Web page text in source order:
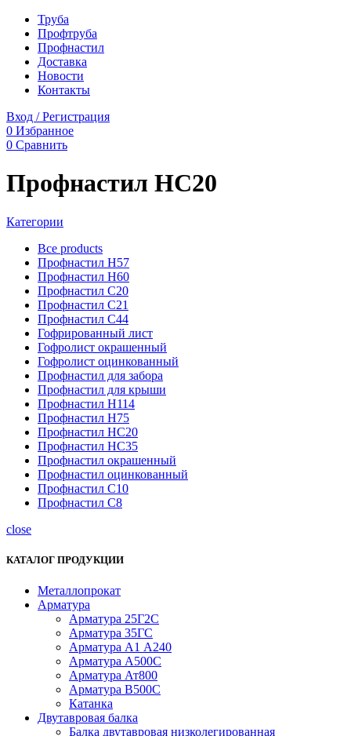
Труба
Профтруба
Профнастил
Доставка
Новости
Контакты
Вход / Регистрация
0 Избранное
0 Сравнить
Профнастил НС20
Категории
Все products
Профнастил Н57
Профнастил Н60
Профнастил С20
Профнастил С21
Профнастил С44
Гофрированный лист
Гофролист окрашенный
Гофролист оцинкованный
Профнастил для забора
Профнастил для крыши
Профнастил Н114
Профнастил Н75
Профнастил НС20
Профнастил НС35
Профнастил окрашенный
Профнастил оцинкованный
Профнастил С10
Профнастил С8
close
КАТАЛОГ ПРОДУКЦИИ
Металлопрокат
Арматура
Арматура 25Г2С
Арматура 35ГС
Арматура А1 А240
Арматура А500С
Арматура Ат800
Арматура В500С
Катанка
Двутавровая балка
Балка двутавровая низколегированная